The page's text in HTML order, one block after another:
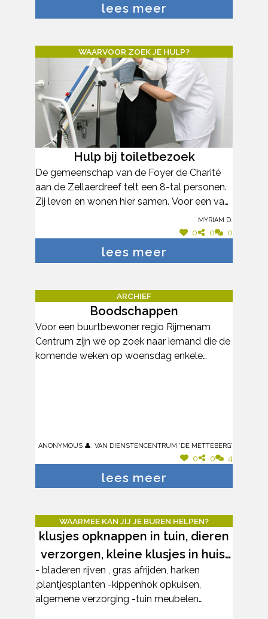
lees meer
WAARVOOR ZOEK JE HULP?
Hulp bij toiletbezoek
De gemeenschap van de Foyer de Charité
aan de Zellaerdreef telt een 8-tal personen.
Zij leven en wonen hier samen. Voor een van
zelfstandig tot aan het toilet te gaan.
Daarom zijn ze op zoek naar iemand uit de
buurt die haar in de namiddag kan helpen
met een tillift uit bed en op het toilet
geholpen worden. Er komt al 2x per dag
thuisverpleging, maar dit is onvoldoende. Er
wordt hulp gevraagd rond 13u en rond
15u30. Alle hulp zou welkom zijn (1 of 2 keer
per dag, 1 dag per week, enkel in het
Myriam D.
0 0 0
lees meer
ARCHIEF
Boodschappen
Voor een buurtbewoner regio Rijmenam
Centrum zijn we op zoek naar iemand die de
komende weken op woensdag enkele
Anonymous 👤. van Dienstencentrum 'De Metteberg'
0 0 4
lees meer
WAARMEE KAN JIJ JE BUREN HELPEN?
klusjes opknappen in tuin, dieren
verzorgen, kleine klusjes in huis,
samen wandelen met hond
- bladeren rijven , gras afrijden, harken
,plantjesplanten -kippenhok opkuisen,
algemene verzorging -tuin meubelen